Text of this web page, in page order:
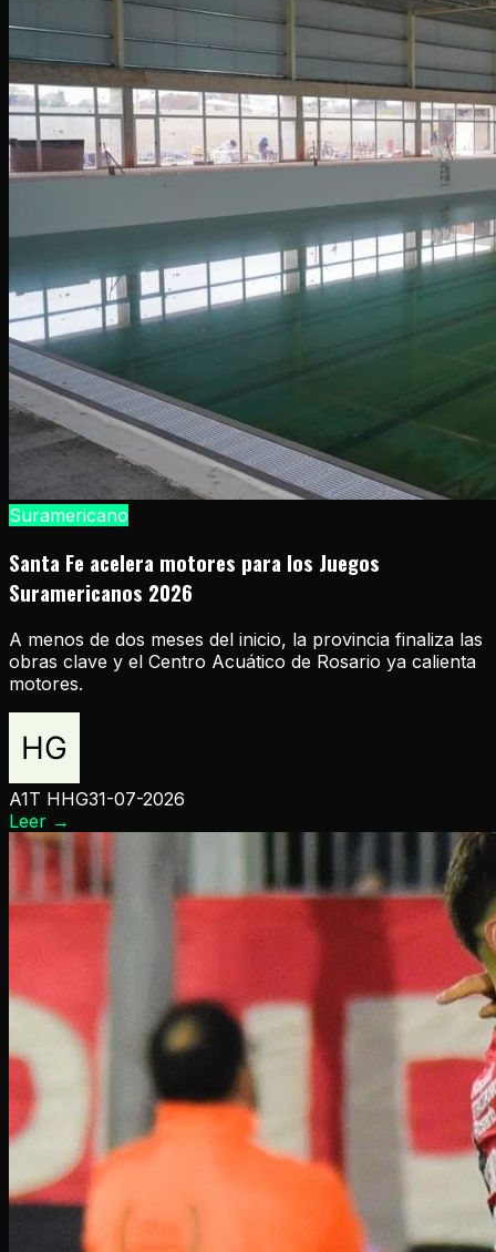
Suramericano
Santa Fe acelera motores para los Juegos
Suramericanos 2026
A menos de dos meses del inicio, la provincia finaliza las
obras clave y el Centro Acuático de Rosario ya calienta
motores.
A1T HHG31-07-2026
Leer →